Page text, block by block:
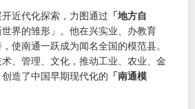
近代化探索，力图通过 「地方自
世界的雏形」。他在兴实业、办教育
使南通一跃成为闻名全国的模范县。
、管理、文化，推动工业、农业、金
造了中国早期现代化的 「南通模